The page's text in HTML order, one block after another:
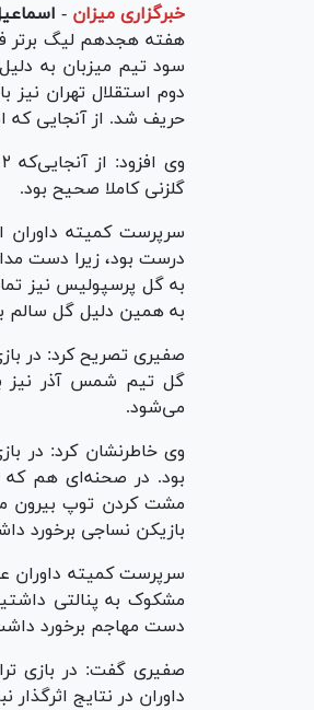
خبرگزاری میزان -
هفته هجدهم لیگ برتر
دوم استقلال تهران نیز
حریف شد. از آنجایی که
گلزنی کاملا صحیح بود.
درست بود، زیرا دست
به همین دلیل گل سالم
می‌شود.
وی خاطرنشان کرد: در
بود. در صحنه‌ای هم که
مشت کردن توپ بیرون
بازیکن نساجی برخورد
مشکوک به پنالتی
دست مهاجم برخورد
صفیری گفت: در بازی
داوران در نتایج اثرگذار